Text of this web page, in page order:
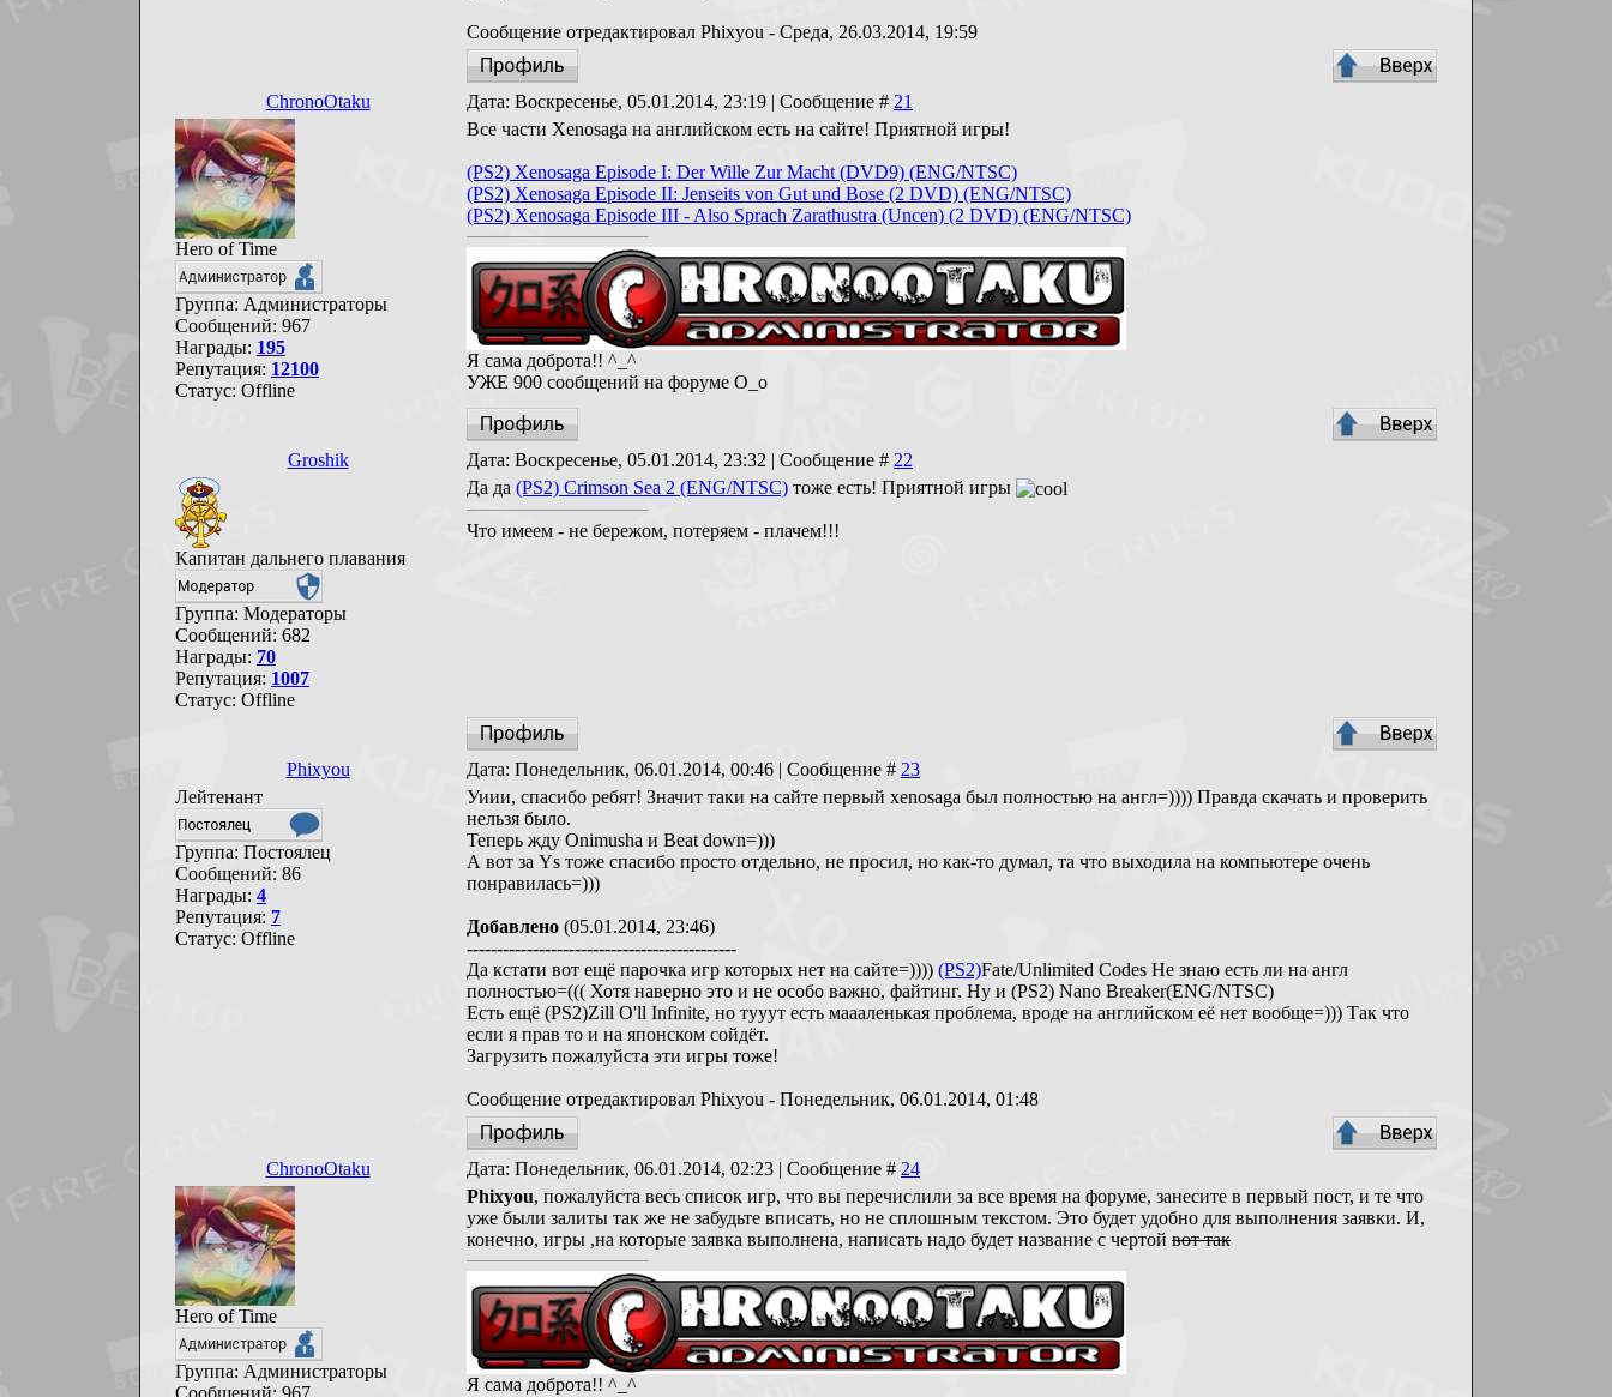
Сообщение отредактировал Phixyou - Среда, 26.03.2014, 19:59
ChronoOtaku Дата: Воскресенье, 05.01.2014, 23:19 | Сообщение # 21
Hero of Time
Группа: Администраторы
Сообщений: 967
Награды: 195
Репутация: 12100
Статус: Offline
Все части Xenosaga на английском есть на сайте! Приятной игры!
(PS2) Xenosaga Episode I: Der Wille Zur Macht (DVD9) (ENG/NTSC)
(PS2) Xenosaga Episode II: Jenseits von Gut und Bose (2 DVD) (ENG/NTSC)
(PS2) Xenosaga Episode III - Also Sprach Zarathustra (Uncen) (2 DVD) (ENG/NTSC)
Я сама доброта!! ^_^
УЖЕ 900 сообщений на форуме O_o
Groshik Дата: Воскресенье, 05.01.2014, 23:32 | Сообщение # 22
Капитан дальнего плавания
Группа: Модераторы
Сообщений: 682
Награды: 70
Репутация: 1007
Статус: Offline
Да да (PS2) Crimson Sea 2 (ENG/NTSC) тоже есть! Приятной игры
Что имеем - не бережом, потеряем - плачем!!!
Phixyou Дата: Понедельник, 06.01.2014, 00:46 | Сообщение # 23
Лейтенант
Группа: Постоялец
Сообщений: 86
Награды: 4
Репутация: 7
Статус: Offline
Уиии, спасибо ребят! Значит таки на сайте первый xenosaga был полностью на англ=)))) Правда скачать и проверить
нельзя было.
Теперь жду Onimusha и Beat down=)))
А вот за Ys тоже спасибо просто отдельно, не просил, но как-то думал, та что выходила на компьютере очень
понравилась=)))
Добавлено (05.01.2014, 23:46)
---------------------------------------------
Да кстати вот ещё парочка игр которых нет на сайте=)))) (PS2)Fate/Unlimited Codes Не знаю есть ли на англ
полностью=((( Хотя наверно это и не особо важно, файтинг. Ну и (PS2) Nano Breaker(ENG/NTSC)
Есть ещё (PS2)Zill O'll Infinite, но тууут есть маааленькая проблема, вроде на английском её нет вообще=))) Так что
если я прав то и на японском сойдёт.
Загрузить пожалуйста эти игры тоже!
Сообщение отредактировал Phixyou - Понедельник, 06.01.2014, 01:48
ChronoOtaku Дата: Понедельник, 06.01.2014, 02:23 | Сообщение # 24
Hero of Time
Группа: Администраторы
Сообщений: 967
Phixyou, пожалуйста весь список игр, что вы перечислили за все время на форуме, занесите в первый пост, и те что
уже были залиты так же не забудьте вписать, но не сплошным текстом. Это будет удобно для выполнения заявки. И,
конечно, игры ,на которые заявка выполнена, написать надо будет название с чертой вот так
Я сама доброта!! ^_^